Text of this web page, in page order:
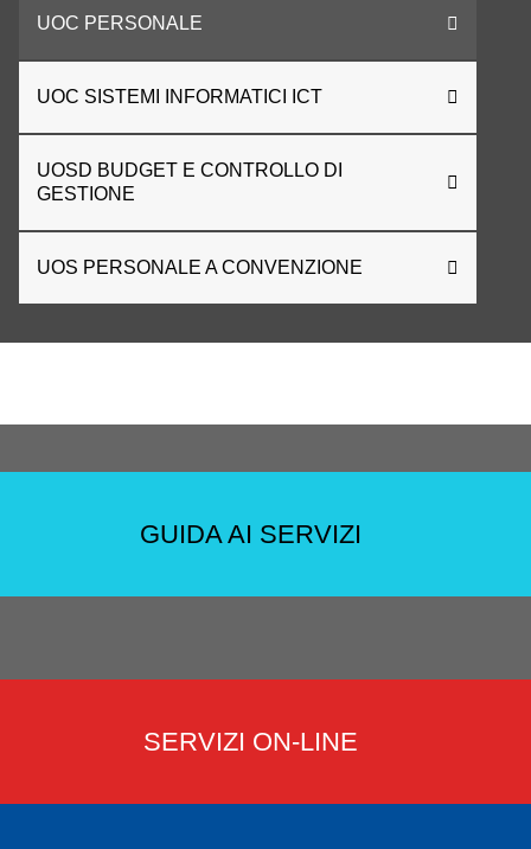
UOC PERSONALE
UOC SISTEMI INFORMATICI ICT
UOSD BUDGET E CONTROLLO DI
GESTIONE
UOS PERSONALE A CONVENZIONE
GUIDA AI SERVIZI
SERVIZI ON-LINE